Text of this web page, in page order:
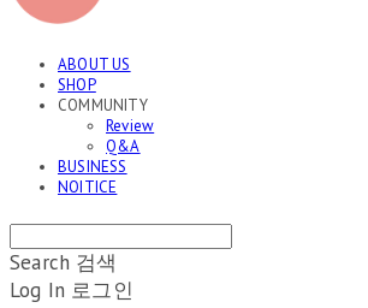
ABOUT US
SHOP
COMMUNITY
Review
Q&A
BUSINESS
NOITICE
Search 검색
Log In 로그인